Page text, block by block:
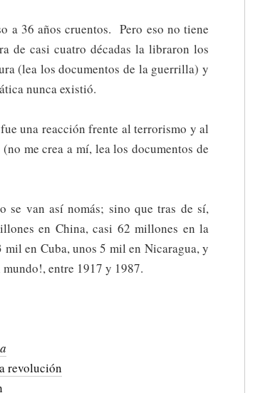
a 36 años cruentos. Pero eso no tiene
de casi cuatro décadas la libraron los
(lea los documentos de la guerrilla) y
nunca existió.
una reacción frente al terrorismo y al
me crea a mí, lea los documentos de
se van así nomás; sino que tras de sí,
en China, casi 62 millones en la
en Cuba, unos 5 mil en Nicaragua, y
entre 1917 y 1987.
revolución